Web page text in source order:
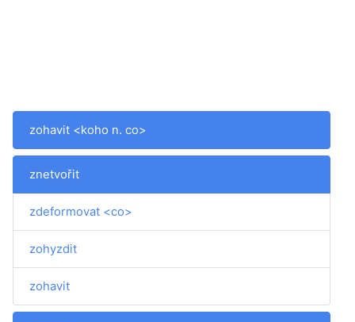
zohavit <koho n. co>
znetvořit
zdeformovat <co>
zohyzdit
zohavit